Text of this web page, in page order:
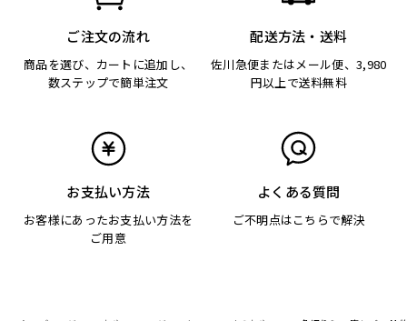
ご注文の流れ
商品を選び、カートに追加し、
数ステップで簡単注文
配送方法・送料
佐川急便またはメール便、3,980
円以上で送料無料
お支払い方法
お客様にあったお支払い方法を
ご用意
よくある質問
ご不明点はこちらで解決